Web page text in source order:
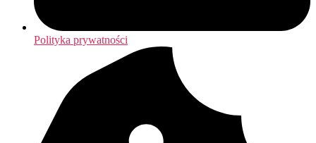
Polityka prywatności